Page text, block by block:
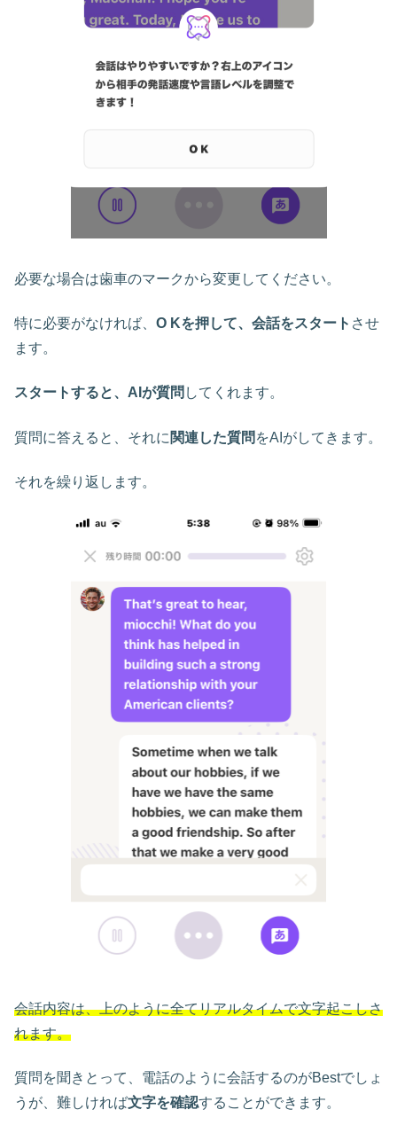
必要な場合は歯車のマークから変更してください。
特に必要がなければ、 O Kを押して、会話をスタート させ
ます。
スタートすると、AIが質問 してくれます。
質問に答えると、それに 関連した質問 をAIがしてきます。
それを繰り返します。
会話内容は、上のように全てリアルタイムで文字起こしさ
れます。
質問を聞きとって、電話のように会話するのがBestでしょ
うが、難しければ文字を確認することができます。